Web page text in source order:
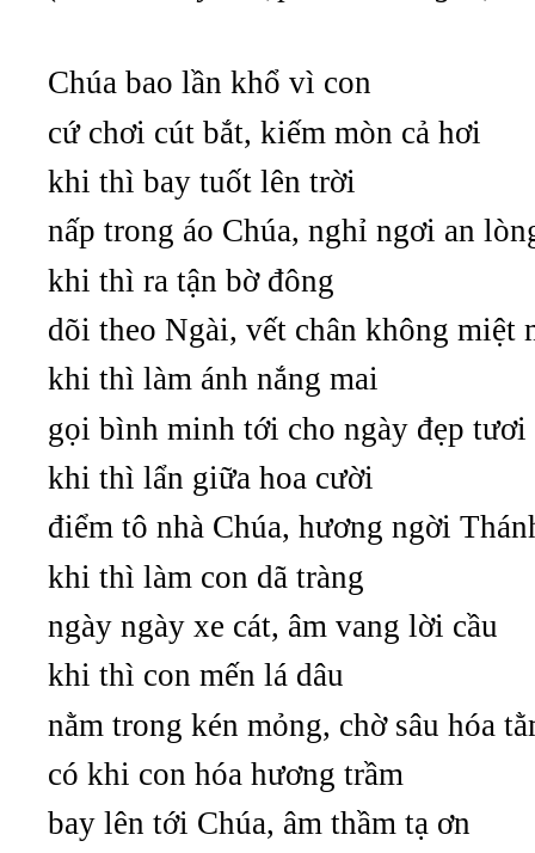
Chúa bao lần khổ vì con
cứ chơi cút bắt, kiếm mòn cả hơi
khi thì bay tuốt lên trời
nấp trong áo Chúa, nghỉ ngơi an
khi thì ra tận bờ đông
dõi theo Ngài, vết chân không miệt
khi thì làm ánh nắng mai
gọi bình minh tới cho ngày đẹp tươi
khi thì lẩn giữa hoa cười
điểm tô nhà Chúa, hương ngời
khi thì làm con dã tràng
ngày ngày xe cát, âm vang lời cầu
khi thì con mến lá dâu
nằm trong kén mỏng, chờ sâu hóa
có khi con hóa hương trầm
bay lên tới Chúa, âm thầm tạ ơn